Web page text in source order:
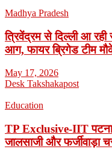
Madhya Pradesh
त्रिवेंद्रम से दिल्ली आ
आग, फायर ब्रिगेड टीम
May 17, 2026
Desk Takshakapost
Education
TP Exclusive-IIT
जालसाजी और फर्जीवाड़ा